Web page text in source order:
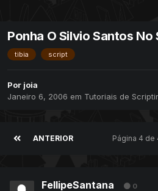
Ponha O Silvio Santos No
tibia script
Por joia
Janeiro 6, 2006 em Tutoriais de
ANTERIOR Página 4 de
FellipeSantana 0